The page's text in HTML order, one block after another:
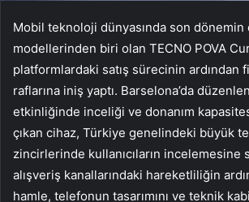
Mobil teknoloji dünyasında son dönemin
modellerinden biri olan TECNO POVA
platformlardaki satış sürecinin ardından
raflarına iniş yaptı. Barselona’da
etkinliğinde inceliği ve donanım
çıkan cihaz, Türkiye genelindeki büyük
zincirlerinde kullanıcıların incelemesine
alışveriş kanallarındaki hareketliliğin
hamle, telefonun tasarımını ve teknik